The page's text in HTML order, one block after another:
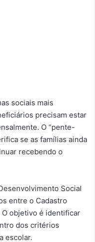
sociais mais
precisam estar
O “pente-
se as famílias ainda
recebendo o
Social
entre o Cadastro
objetivo é identificar
dos critérios
escolar.